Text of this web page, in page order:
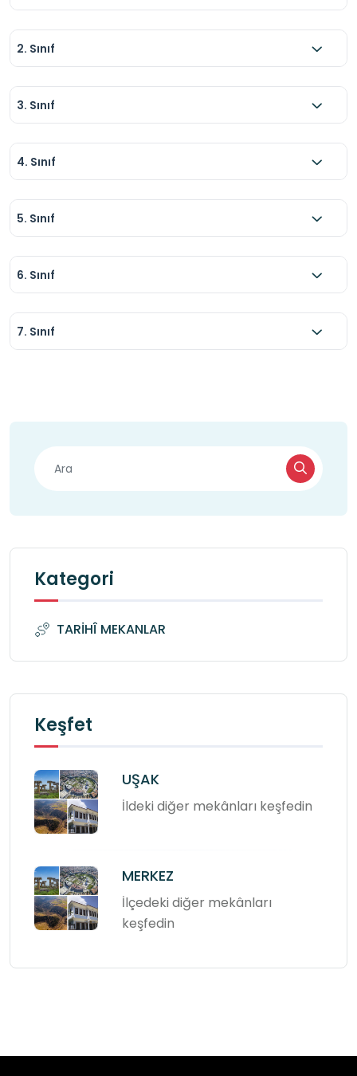
2. Sınıf
3. Sınıf
4. Sınıf
5. Sınıf
6. Sınıf
7. Sınıf
Kategori
TARİHÎ MEKANLAR
Keşfet
UŞAK
İldeki diğer mekânları keşfedin
MERKEZ
İlçedeki diğer mekânları
keşfedin